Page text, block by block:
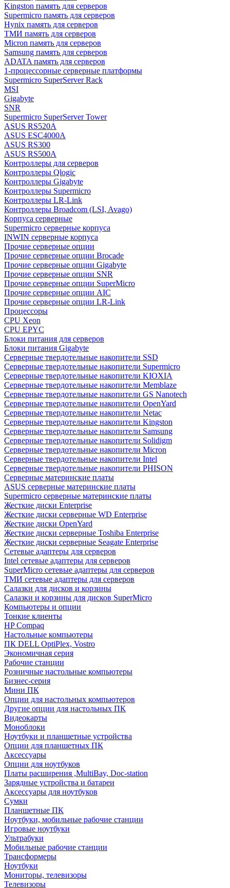
Kingston память для серверов
Supermicro память для серверов
Hynix память для серверов
ТМИ память для серверов
Micron память для серверов
Samsung память для серверов
ADATA память для серверов
1-процессорные серверные платформы
Supermicro SuperServer Rack
MSI
Gigabyte
SNR
Supermicro SuperServer Tower
ASUS RS520A
ASUS ESC4000A
ASUS RS300
ASUS RS500A
Контроллеры для серверов
Контроллеры Qlogic
Контроллеры Gigabyte
Контроллеры Supermicro
Контроллеры LR-Link
Контроллеры Broadcom (LSI, Avago)
Корпуса серверные
Supermicro серверные корпуса
INWIN серверные корпуса
Прочие серверные опции
Прочие серверные опции Brocade
Прочие серверные опции Gigabyte
Прочие серверные опции SNR
Прочие серверные опции SuperMicro
Прочие серверные опции AIC
Прочие серверные опции LR-Link
Процессоры
CPU Xeon
CPU EPYC
Блоки питания для серверов
Блоки питания Gigabyte
Серверные твердотельные накопители SSD
Cерверные твердотельные накопители Supermicro
Cерверные твердотельные накопители KIOXIA
Cерверные твердотельные накопители Memblaze
Cерверные твердотельные накопители GS Nanotech
Серверные твердотельные накопители OpenYard
Серверные твердотельные накопители Netac
Cерверные твердотельные накопители Kingston
Cерверные твердотельные накопители Samsung
Cерверные твердотельные накопители Solidigm
Cерверные твердотельные накопители Micron
Cерверные твердотельные накопители Intel
Cерверные твердотельные накопители PHISON
Серверные материнские платы
ASUS серверные материнские платы
Supermicro серверные материнские платы
Жесткие диски Enterprise
Жесткие диски серверные WD Enterprise
Жесткие диски OpenYard
Жесткие диски серверные Toshiba Enterprise
Жесткие диски серверные Seagate Enterprise
Сетевые адаптеры для серверов
Intel сетевые адаптеры для серверов
SuperMicro сетевые адаптеры для серверов
ТМИ сетевые адаптеры для серверов
Салазки для дисков и корзины
Салазки и корзины для дисков SuperMicro
Компьютеры и опции
Тонкие клиенты
HP Compaq
Настольные компьютеры
ПК DELL OptiPlex, Vostro
Экономичная серия
Рабочие станции
Розничные настольные компьютеры
Бизнес-серия
Мини ПК
Опции для настольных компьютеров
Другие опции для настольных ПК
Видеокарты
Моноблоки
Ноутбуки и планшетные устройства
Опции для планшетных ПК
Аксессуары
Опции для ноутбуков
Платы расширения ,MultiBay, Doc-station
Зарядные устройства и батареи
Аксессуары для ноутбуков
Сумки
Планшетные ПК
Ноутбуки, мобильные рабочие станции
Игровые ноутбуки
Ультрабуки
Мобильные рабочие станции
Трансформеры
Ноутбуки
Мониторы, телевизоры
Телевизоры